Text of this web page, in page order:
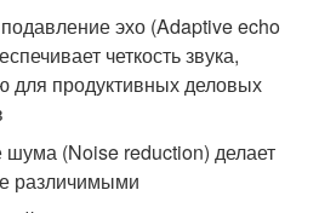
эхо (Adaptive echo
четкость звука,
для продуктивных деловых
(Noise reduction) делает
различимыми